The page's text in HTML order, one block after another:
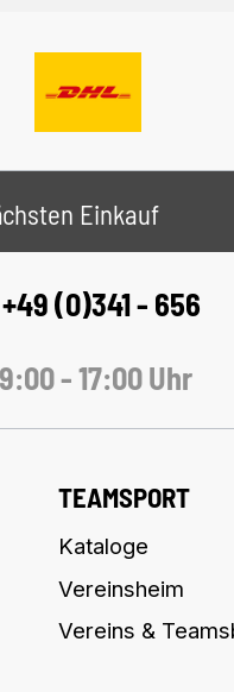
Einkauf
(0)341 - 656
- 17:00 Uhr
TEAMSPORT
Kataloge
Vereinsheim
Vereins &